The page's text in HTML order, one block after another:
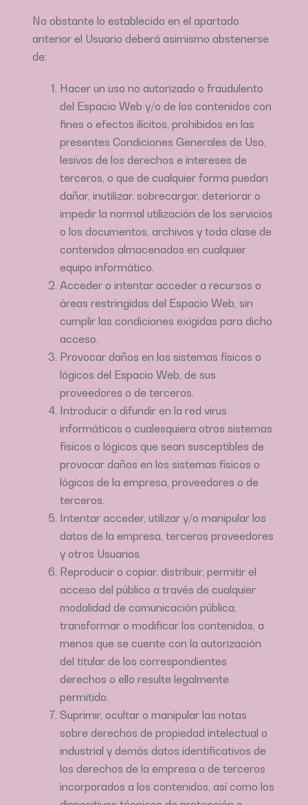
No obstante lo establecido en el apartado
anterior el Usuario deberá asimismo abstenerse
de:
Hacer un uso no autorizado o fraudulento
del Espacio Web y/o de los contenidos con
fines o efectos ilícitos, prohibidos en las
presentes Condiciones Generales de Uso,
lesivos de los derechos e intereses de
terceros, o que de cualquier forma puedan
dañar, inutilizar, sobrecargar, deteriorar o
impedir la normal utilización de los servicios
o los documentos, archivos y toda clase de
contenidos almacenados en cualquier
equipo informático.
Acceder o intentar acceder a recursos o
áreas restringidas del Espacio Web, sin
cumplir las condiciones exigidas para dicho
acceso.
Provocar daños en los sistemas físicos o
lógicos del Espacio Web, de sus
proveedores o de terceros.
Introducir o difundir en la red virus
informáticos o cualesquiera otros sistemas
físicos o lógicos que sean susceptibles de
provocar daños en los sistemas físicos o
lógicos de la empresa, proveedores o de
terceros.
Intentar acceder, utilizar y/o manipular los
datos de la empresa, terceros proveedores
y otros Usuarios.
Reproducir o copiar, distribuir, permitir el
acceso del público a través de cualquier
modalidad de comunicación pública,
transformar o modificar los contenidos, a
menos que se cuente con la autorización
del titular de los correspondientes
derechos o ello resulte legalmente
permitido.
Suprimir, ocultar o manipular las notas
sobre derechos de propiedad intelectual o
industrial y demás datos identificativos de
los derechos de la empresa o de terceros
incorporados a los contenidos, así como los